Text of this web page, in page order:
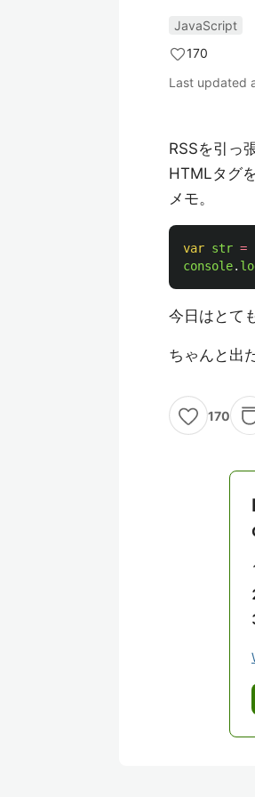
JavaScript
170
Last updated
RSSを引っ
HTMLタグ
メモ。
var str =
console.
今日はとて
ちゃんと出
170